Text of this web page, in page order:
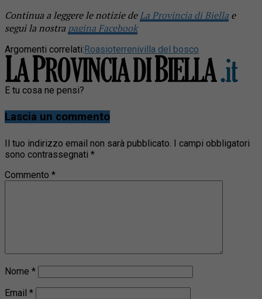
Continua a leggere le notizie deLa Provincia di Biella e
segui la nostra pagina Facebook
Argomenti correlati:Roasioterrenivilla del bosco
E tu cosa ne pensi?
Lascia un commento
Il tuo indirizzo email non sarà pubblicato. I campi obbligatori
sono contrassegnati *
Commento *
Nome *
Email *